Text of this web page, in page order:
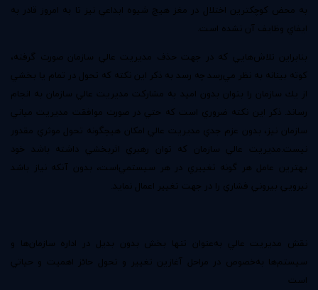
به محض كوچكترين اختلال در مغز هيچ شيوه ابداعي نيز تا به امروز قادر به
ايفاي وظايف آن نشده است.
بنابراين تلاش‌هايي كه در جهت حذف مديريت عالي سازمان صورت گرفته،
كوته بينانه به نظر مي‌رسد چه رسد به ذكر اين نكته كه تحول در تمام يا بخشي
از يك سازمان را بتوان بدون اميد به مشاركت مديريت عالي سازمان به انجام
رساند. ذكر اين نكته ضروري است كه حتي در صورت موافقت مديريت مياني
سازمان نيز‌، بدون عزم جدي مديريت عالي امكان هيچگونه تحول موثري مقدور
نيست.مديريت عالي سازمان كه توان رهبري اثربخشي داشته باشد خود
بهترين عامل هر گونه تغييري در هر سيستمي‌است‌، بدون آنكه نياز باشد
نيرويي بيروني فشاري را در جهت تغيير اعمال نمايد.
نقش مديريت عالي به‌عنوان تنها بخش بدون بديل در اداره سازمان‌ها و
سيستم‌ها به‌خصوص در مراحل آغازين تغيير و تحول حائز اهميت و حياتي
است